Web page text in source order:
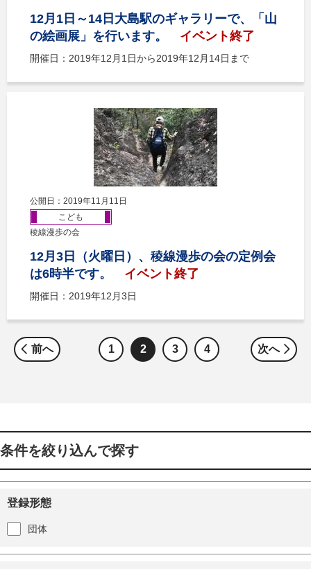
12月1日～14日大島駅のギャラリーで、「山
の絵画展」を行います。
イベント終了
開催日：2019年12月1日から2019年12月14日まで
公開日：2019年11月11日
こども
稜線漫歩の会
12月3日（火曜日）、稜線漫歩の会の定例会
は6時半です。
イベント終了
開催日：2019年12月3日
前へ 1 2 3 4 次へ
条件を絞り込んで探す
登録形態
団体